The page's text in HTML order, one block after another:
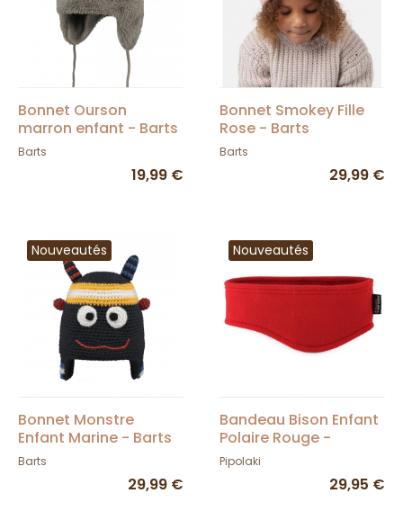
Bonnet Ourson
marron enfant - Barts
Barts
19,99 €
Bonnet Smokey Fille
Rose - Barts
Barts
29,99 €
Nouveautés
Bonnet Monstre
Enfant Marine - Barts
Barts
29,99 €
Nouveautés
Bandeau Bison Enfant
Polaire Rouge -
Pipolaki
Pipolaki
29,95 €